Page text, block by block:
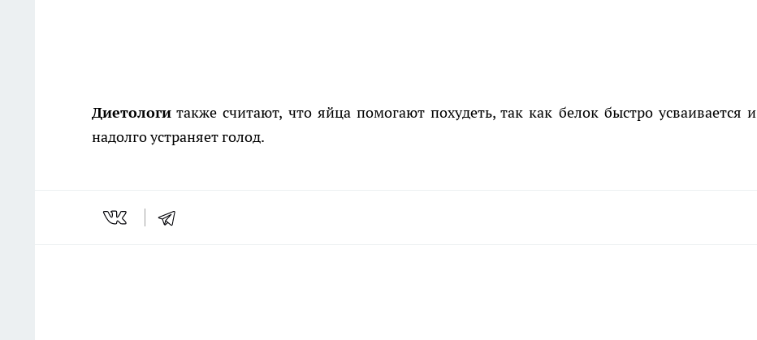
Диетологи также считают, что яйца помогают похудеть, так как белок быстро усваивается и
надолго устраняет голод.